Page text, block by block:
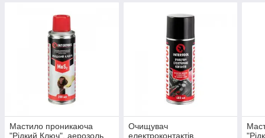
Мастило проникаюча
"Рідкий Ключ", аерозоль
Очищувач
електроконтактів,